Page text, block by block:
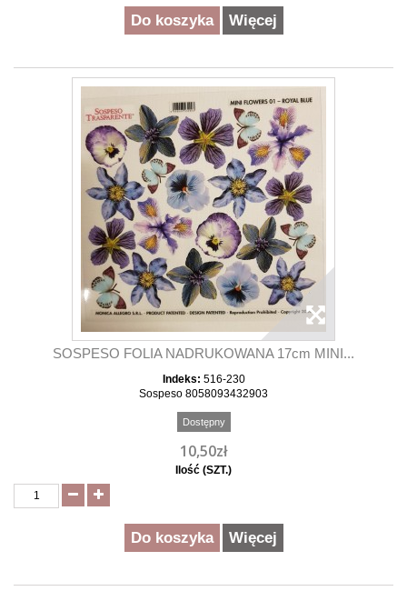
Do koszyka Więcej
SOSPESO FOLIA NADRUKOWANA 17cm MINI...
Indeks: 516-230
Sospeso 8058093432903
Dostępny
10,50zł
Ilość (SZT.)
Do koszyka Więcej